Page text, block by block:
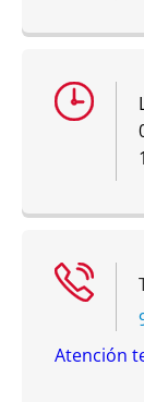
Atención